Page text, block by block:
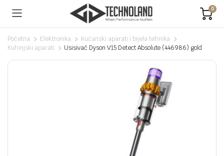
0
Početna Elektronika
Kućanski aparati i bijela tehnika
Kuhinjski aparati
Usisivač Dyson V15 Detect Absolute (446986) gold